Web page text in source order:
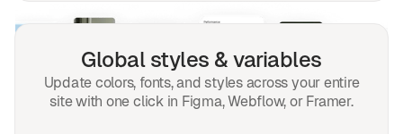
Global styles & variables
Update colors, fonts, and styles across your entire
site with one click in Figma, Webflow, or Framer.